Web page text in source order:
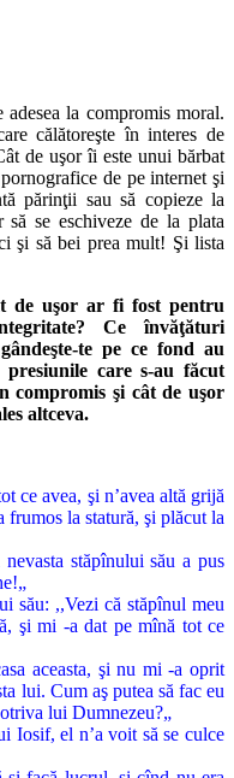
la compromis moral.
călătoreşte în interes de
de uşor îi este unui bărbat
de pe internet şi
părinţii sau să copieze la
se eschiveze de la plata
şi să bei prea mult! Şi lista
de uşor ar fi fost pentru
Ce învăţături
te pe ce fond au
presiunile care s-au făcut
compromis şi cât de uşor
altceva.
ce avea, şi n’avea altă grijă
frumos la statură, şi plăcut la
stăpînului său a pus
său: ,,Vezi că stăpînul meu
şi mi -a dat pe mînă tot ce
aceasta, şi nu mi -a oprit
lui. Cum aş putea să fac eu
lui Dumnezeu?„
Iosif, el n’a voit să se culce